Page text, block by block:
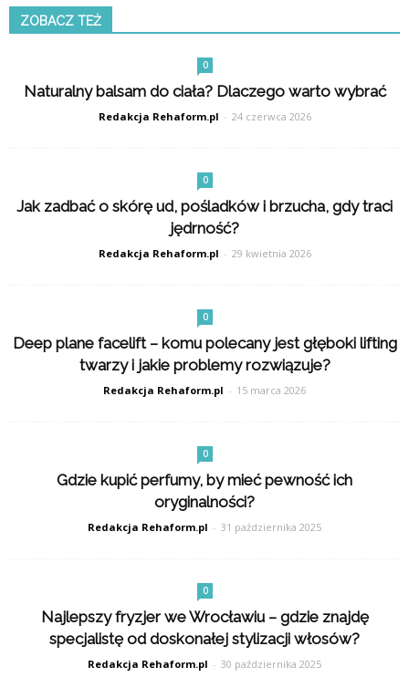
ZOBACZ TEŻ
0
Naturalny balsam do ciała? Dlaczego warto wybrać
Redakcja Rehaform.pl - 24 czerwca 2026
0
Jak zadbać o skórę ud, pośladków i brzucha, gdy traci
jędrność?
Redakcja Rehaform.pl - 29 kwietnia 2026
0
Deep plane facelift – komu polecany jest głęboki lifting
twarzy i jakie problemy rozwiązuje?
Redakcja Rehaform.pl - 15 marca 2026
0
Gdzie kupić perfumy, by mieć pewność ich
oryginalności?
Redakcja Rehaform.pl - 31 października 2025
0
Najlepszy fryzjer we Wrocławiu – gdzie znajdę
specjalistę od doskonałej stylizacji włosów?
Redakcja Rehaform.pl - 30 października 2025